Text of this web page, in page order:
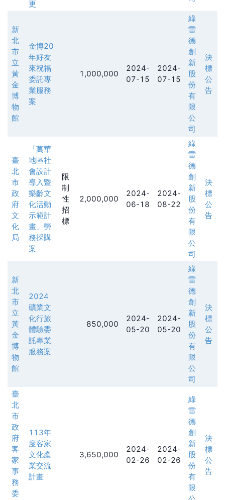
更
新
北
市
立
黃
金
博
物
館
金博20
年好友
來祝福
委託專
業服務
案
1,000,000
2024-
07-15
2024-
07-15
綠
雷
德
創
新
股
份
有
限
公
司
決
標
公
告
臺
北
市
政
府
文
化
局
「萬華
地區社
會設計
導入暨
樂齡文
化活動
示範計
畫」勞
務採購
案
限
制
性
招
標
2,000,000
2024-
06-18
2024-
08-22
綠
雷
德
創
新
股
份
有
限
公
司
決
標
公
告
新
北
市
立
黃
金
博
物
館
2024
礦業文
化行旅
體驗委
託專業
服務案
850,000
2024-
05-20
2024-
05-20
綠
雷
德
創
新
股
份
有
限
公
司
決
標
公
告
臺
北
市
政
府
客
家
事
務
委
113年
度客家
文化產
業交流
計畫
3,650,000
2024-
02-26
2024-
02-26
綠
雷
德
創
新
股
份
有
限
決
標
公
告